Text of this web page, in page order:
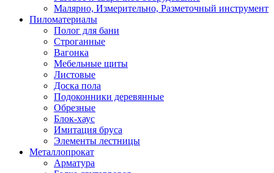
Малярно, Измерительно, Разметочный инструмент
Пиломатериалы
Полог для бани
Строганные
Вагонка
Мебельные щиты
Листовые
Доска пола
Подоконники деревянные
Обрезные
Блок-хаус
Имитация бруса
Элементы лестницы
Металлопрокат
Арматура